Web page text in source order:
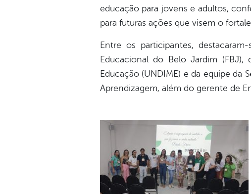
educação para jovens e adultos,
para futuras ações que visem o
Entre os participantes,
Educacional do Belo Jardim
Educação (UNDIME) e da equipe da
Aprendizagem, além do gerente de